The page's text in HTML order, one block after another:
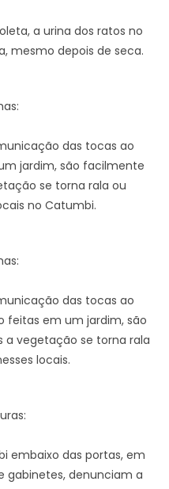
a urina dos ratos no
mesmo depois de seca.
das tocas ao
jardim, são facilmente
se torna rala ou
no Catumbi.
das tocas ao
feitas em um jardim, são
a vegetação se torna rala
locais.
embaixo das portas, em
gabinetes, denunciam a